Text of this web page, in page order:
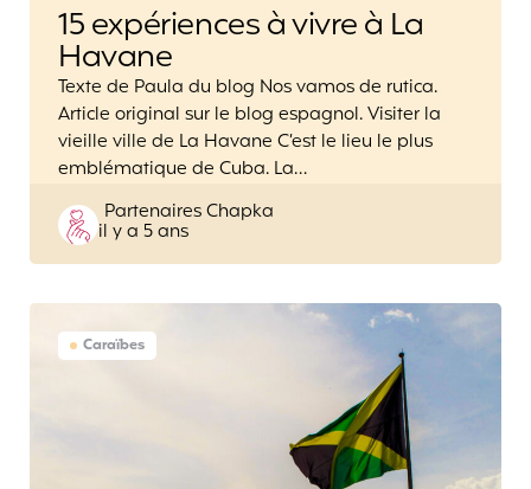
15 expériences à vivre à La
Havane
Texte de Paula du blog Nos vamos de rutica.
Article original sur le blog espagnol. Visiter la
vieille ville de La Havane C’est le lieu le plus
emblématique de Cuba. La…
Posted
by
Partenaires Chapka
il y a 5 ans
Caraïbes